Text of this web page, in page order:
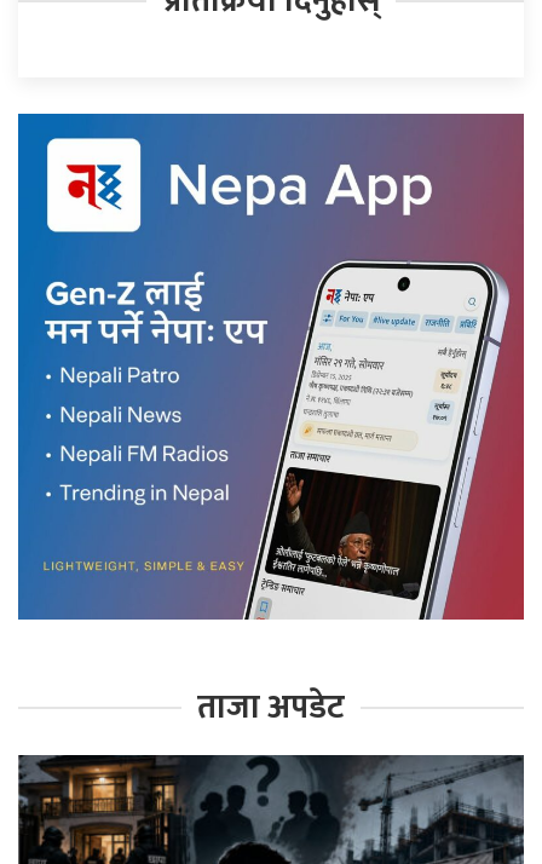
ताजा अपडेट